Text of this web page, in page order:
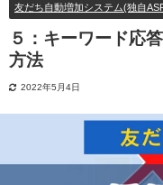
友だち自動増加システム(独自
５：キーワード応
方法
2022年5月4日